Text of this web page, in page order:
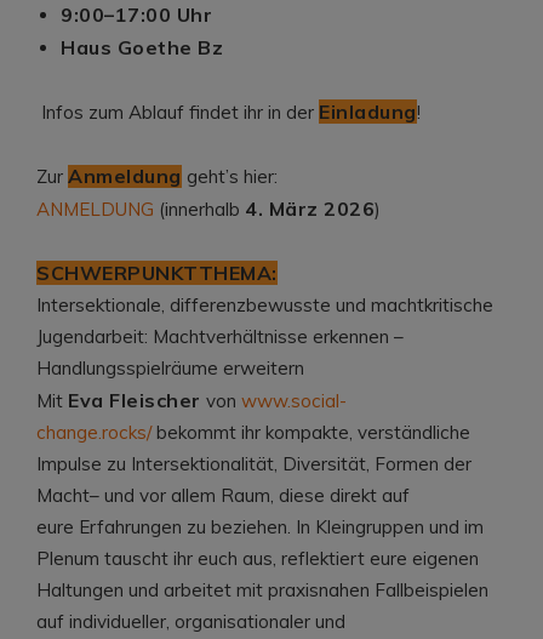
9:00–17:00 Uhr
Haus Goethe Bz
Infos zum Ablauf findet ihr in der Einladung!
Zur Anmeldung geht’s hier:
ANMELDUNG (innerhalb 4. März 2026)
SCHWERPUNKTTHEMA:
Intersektionale, differenzbewusste und machtkritische
Jugendarbeit: Machtverhältnisse erkennen –
Handlungsspielräume erweitern
Mit Eva Fleischer von www.social-
change.rocks/bekommt ihr kompakte, verständliche
Impulse zu Intersektionalität, Diversität, Formen der
Macht– und vor allem Raum, diese direkt auf
eure Erfahrungen zu beziehen. In Kleingruppen und im
Plenum tauscht ihr euch aus, reflektiert eure eigenen
Haltungen und arbeitet mit praxisnahen Fallbeispielen
auf individueller, organisationaler und